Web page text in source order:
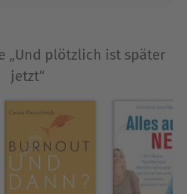
„Und plötzlich ist später
jetzt“